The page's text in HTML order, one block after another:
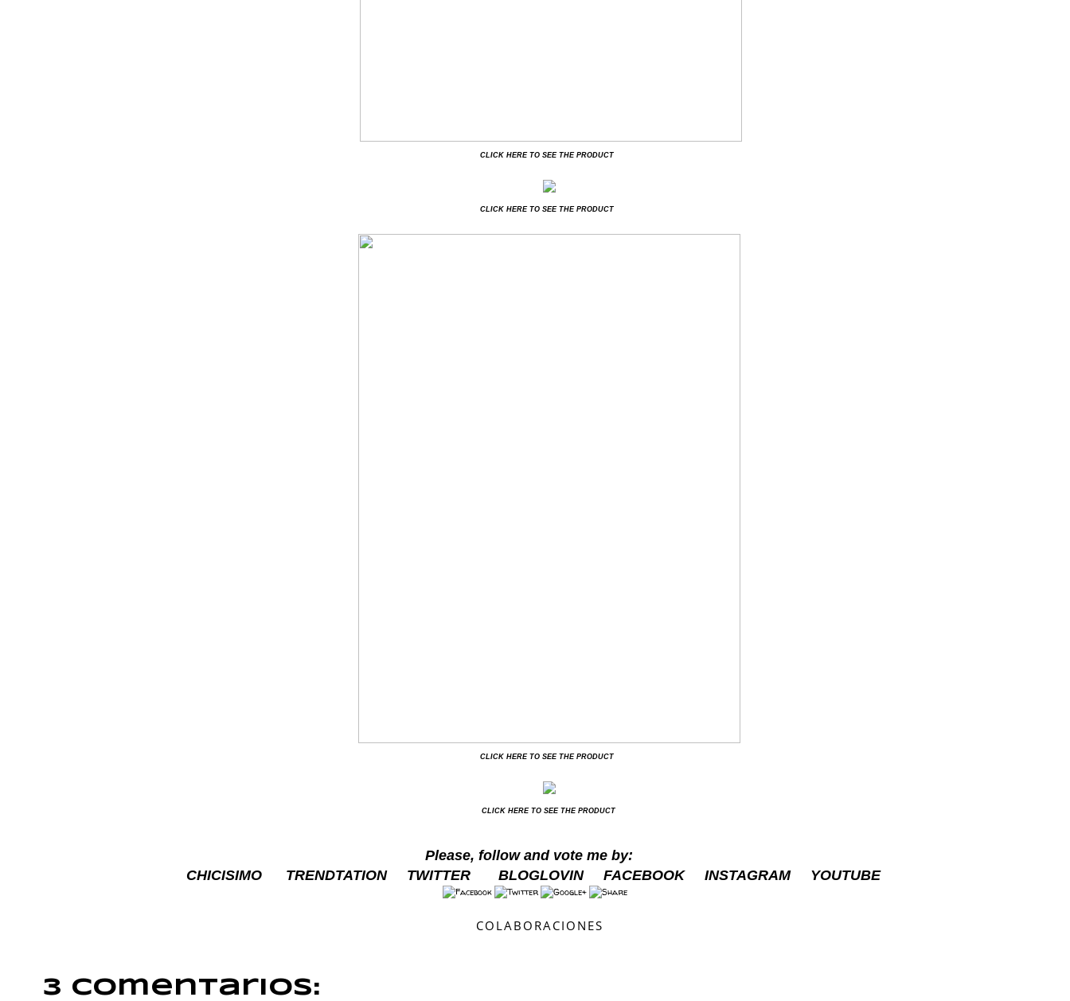
CLICK HERE TO SEE THE PRODUCT
CLICK HERE TO SEE THE PRODUCT
CLICK HERE TO SEE THE PRODUCT
CLICK HERE TO SEE THE PRODUCT
Please, follow and vote me by:
CHICISIMO
TRENDTATION TWITTER BLOGLOVIN FACEBOOK INSTAGRAM YOUTUBE
COLABORACIONES
3 comentarios: